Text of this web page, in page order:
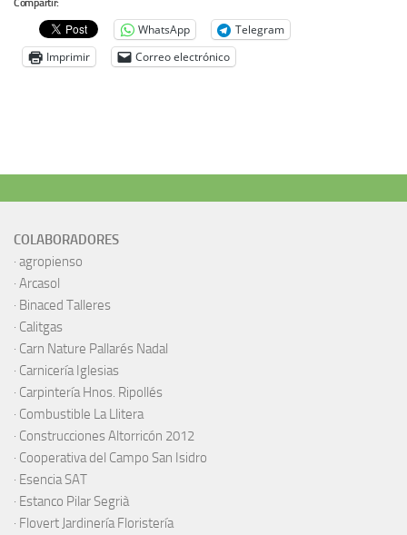
Compartir:
WhatsApp
Telegram
Imprimir
Correo electrónico
COLABORADORES
· agropienso
· Arcasol
· Binaced Talleres
· Calitgas
· Carn Nature Pallarés Nadal
· Carnicería Iglesias
· Carpintería Hnos. Ripollés
· Combustible La Llitera
· Construcciones Altorricón 2012
· Cooperativa del Campo San Isidro
· Esencia SAT
· Estanco Pilar Segrià
· Flovert Jardinería Floristería